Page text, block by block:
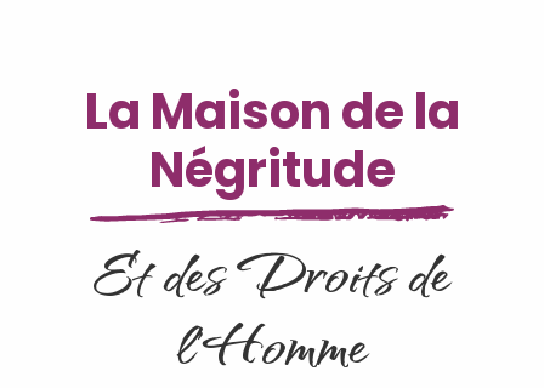
La Maison de la
Négritude
Et des Droits de
l’Homme